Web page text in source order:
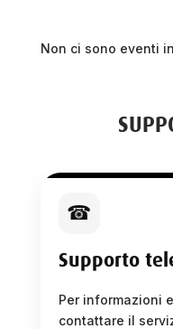
Non ci sono eventi
☎
Supporto
Per informazioni
contattare il